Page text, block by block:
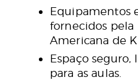
Equipamentos
fornecidos pela
Americana de
Espaço
para as aulas.